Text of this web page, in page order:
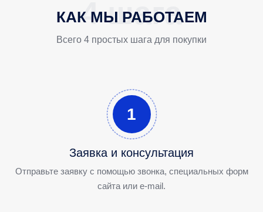
КАК МЫ РАБОТАЕМ
Всего 4 простых шага для покупки
1
Заявка и консультация
Отправьте заявку с помощью звонка, специальных форм
сайта или e-mail.